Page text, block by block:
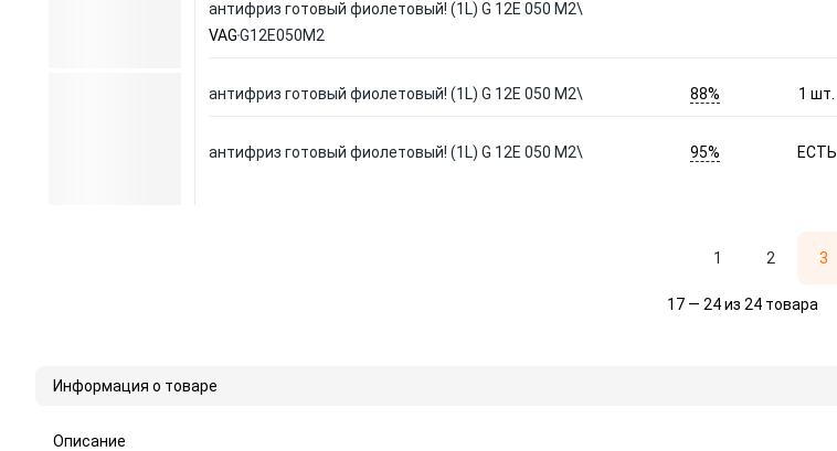
антифриз готовый фиолетовый! (1L) G 12E 050 M2\
VAGG12E050M2
антифриз готовый фиолетовый! (1L) G 12E 050 M2\ 88% 1шт.
антифриз готовый фиолетовый! (1L) G 12E 050 M2\ 95% ЕСТЬ
1 2 3
17 — 24 из 24 товара
Информация о товаре
Описание